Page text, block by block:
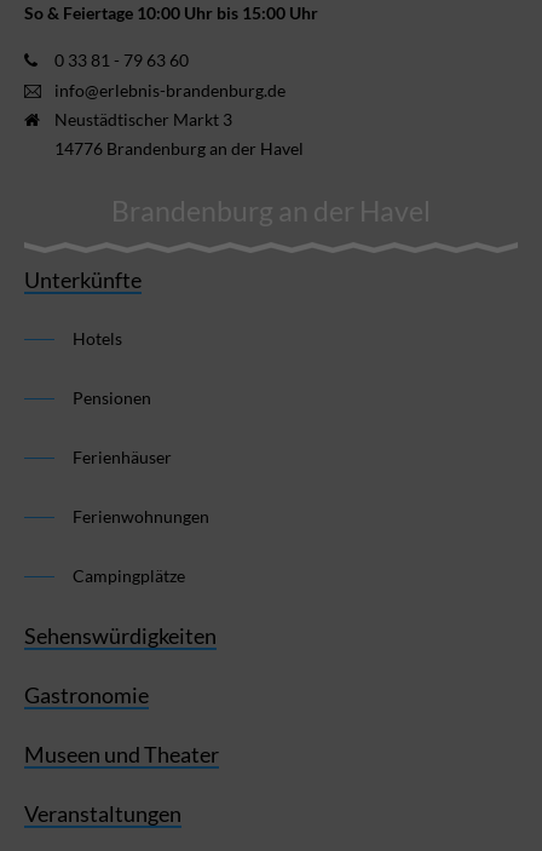
So & Feiertage 10:00 Uhr bis 15:00 Uhr
0 33 81 - 79 63 60
info@erlebnis-brandenburg.de
Neustädtischer Markt 3
14776 Brandenburg an der Havel
Brandenburg an der Havel
Unterkünfte
Hotels
Pensionen
Ferienhäuser
Ferienwohnungen
Campingplätze
Sehenswürdigkeiten
Gastronomie
Museen und Theater
Veranstaltungen